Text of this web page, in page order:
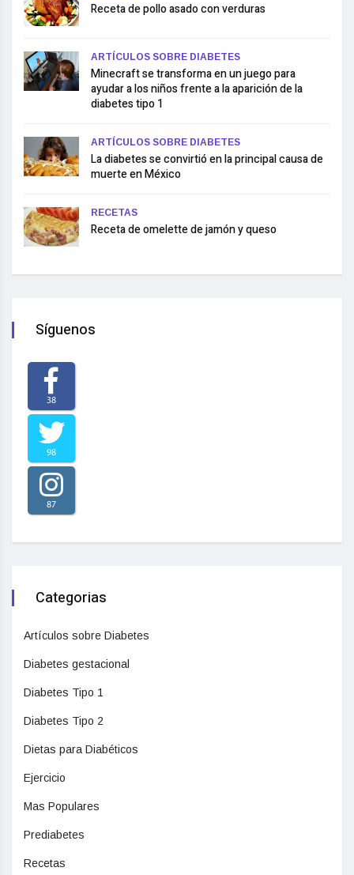
Receta de pollo asado con verduras
ARTÍCULOS SOBRE DIABETES
Minecraft se transforma en un juego para
ayudar a los niños frente a la aparición de la
diabetes tipo 1
ARTÍCULOS SOBRE DIABETES
La diabetes se convirtió en la principal causa de
muerte en México
RECETAS
Receta de omelette de jamón y queso
Síguenos
38
98
87
Categorias
Artículos sobre Diabetes
Diabetes gestacional
Diabetes Tipo 1
Diabetes Tipo 2
Dietas para Diabéticos
Ejercicio
Mas Populares
Prediabetes
Recetas